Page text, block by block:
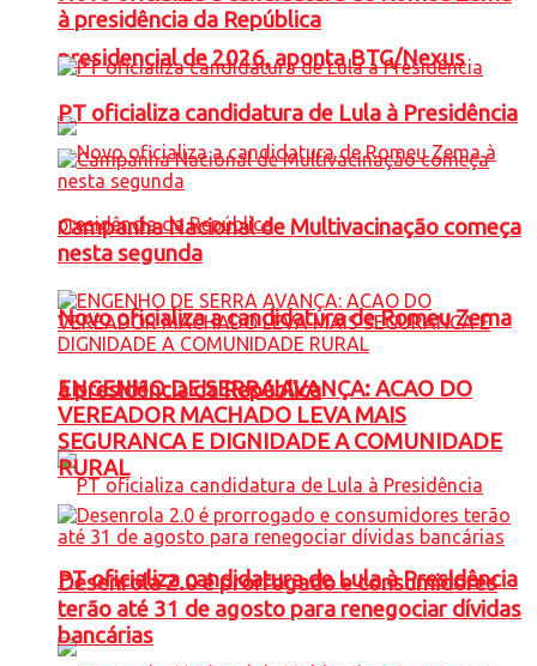
presidencial de 2026, aponta BTG/Nexus
Novo oficializa a candidatura de Romeu Zema
à presidência da República
PT oficializa candidatura de Lula à Presidência
à presidência da República
PT oficializa candidatura de Lula à Presidência
Campanha Nacional de Multivacinação começa
nesta segunda
ENGENHO DE SERRA AVANÇA: ACAO DO
VEREADOR MACHADO LEVA MAIS
SEGURANCA E DIGNIDADE A COMUNIDADE
RURAL
Desenrola 2.0 é prorrogado e consumidores
terão até 31 de agosto para renegociar dívidas
bancárias